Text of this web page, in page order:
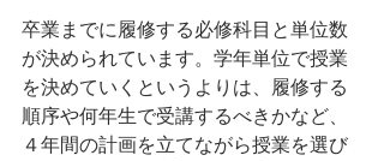
卒業までに履修する必修科目と単位数
が決められています。学年単位で授業
を決めていくというよりは、履修する
順序や何年生で受講するべきかなど、
４年間の計画を立てながら授業を選び